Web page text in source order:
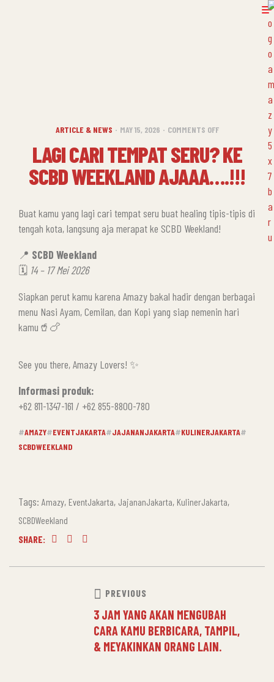
ARTICLE & NEWS MAY 15, 2026 COMMENTS OFF
LAGI CARI TEMPAT SERU? KE
SCBD WEEKLAND AJAAA….!!!
Buat kamu yang lagi cari tempat seru buat healing tipis-tipis di
tengah kota, langsung aja merapat ke SCBD Weekland!
📍 SCBD Weekland
🗓️ 14 – 17 Mei 2026
Siapkan perut kamu karena Amazy bakal hadir dengan berbagai
menu Nasi Ayam, Cemilan, dan Kopi yang siap nemenin hari
kamu🥤🍗
See you there, Amazy Lovers! ✨
Informasi produk:
+62 811-1347-161 / +62 855-8800-780
#AMAZY#EVENTJAKARTA#JAJANANJAKARTA#KULINERJAKARTA#
SCBDWEEKLAND
Tags: Amazy, EventJakarta, JajananJakarta, KulinerJakarta,
SCBDWeekland
SHARE:
PREVIOUS
3 JAM YANG AKAN MENGUBAH
CARA KAMU BERBICARA, TAMPIL,
& MEYAKINKAN ORANG LAIN.